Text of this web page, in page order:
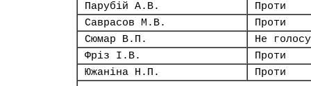
Парубій А.В.
Проти
Саврасов М.В.
Проти
Сюмар В.П.
Не
Фріз І.В.
Проти
Южаніна Н.П.
Проти